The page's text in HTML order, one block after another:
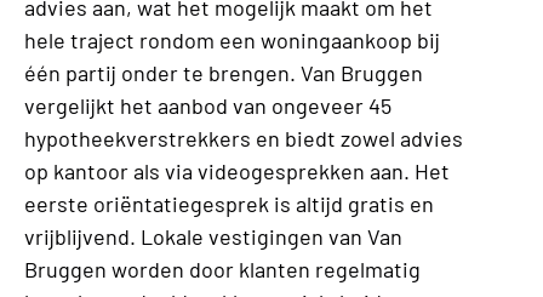
advies aan, wat het mogelijk maakt om het
hele traject rondom een woningaankoop bij
één partij onder te brengen. Van Bruggen
vergelijkt het aanbod van ongeveer 45
hypotheekverstrekkers en biedt zowel advies
op kantoor als via videogesprekken aan. Het
eerste oriëntatiegesprek is altijd gratis en
vrijblijvend. Lokale vestigingen van Van
Bruggen worden door klanten regelmatig